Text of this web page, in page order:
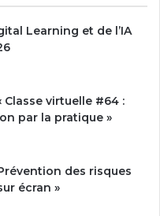
Learning et de l’IA
Classe virtuelle #64 :
par la pratique »
des risques
écran »